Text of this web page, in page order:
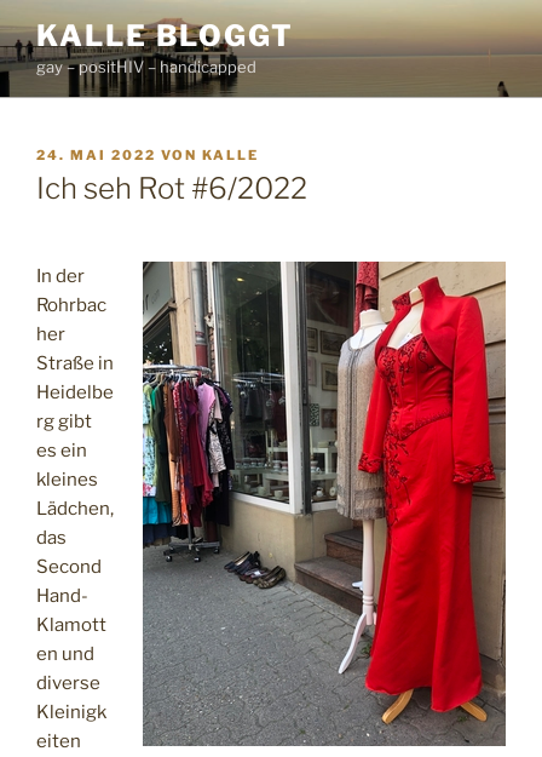
Inhalt
springen
KALLE BLOGGT
gay – positHIV – handicapped
VERÖFFENTLICHT
AM
24. MAI 2022 VON KALLE
Ich seh Rot #6/2022
In der
Rohrbac
her
Straße in
Heidelbe
rg gibt
es ein
kleines
Lädchen,
das
Second
Hand-
Klamott
en und
diverse
Kleinigk
eiten